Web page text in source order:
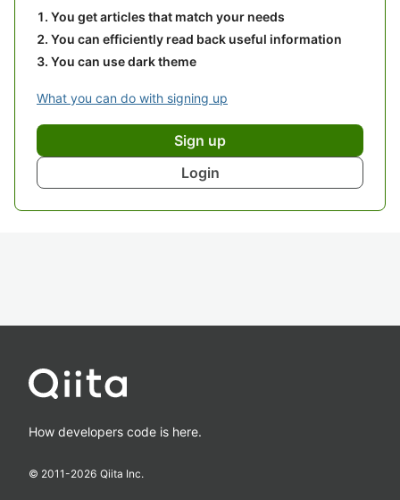
You get articles that match your needs
You can efficiently read back useful information
You can use dark theme
What you can do with signing up
Sign up
Login
How developers code is here.
© 2011-2026 Qiita Inc.